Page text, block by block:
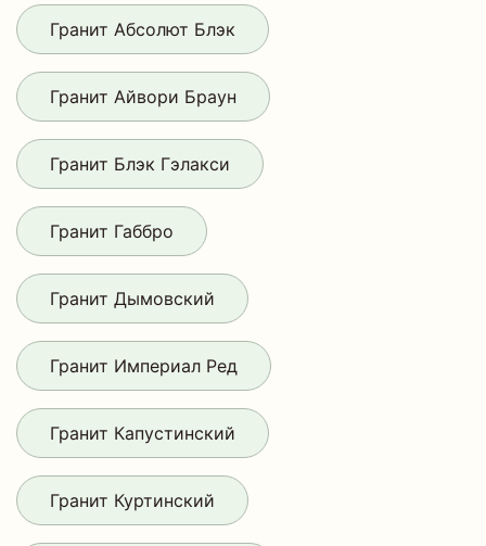
Гранит Абсолют Блэк
Гранит Айвори Браун
Гранит Блэк Гэлакси
Гранит Габбро
Гранит Дымовский
Гранит Империал Ред
Гранит Капустинский
Гранит Куртинский